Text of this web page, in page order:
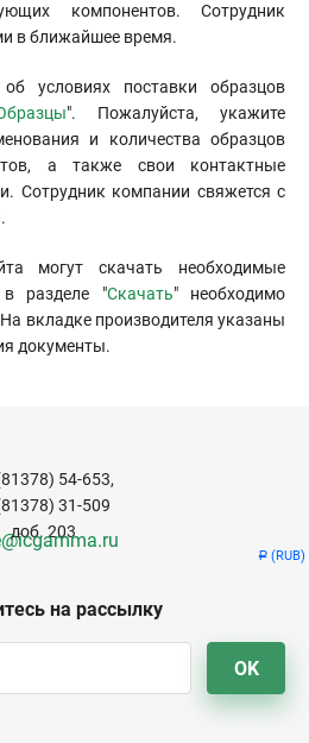
Р (RUB)
компонентов. Сотрудник
в ближайшее время.
условиях поставки образцов
". Пожалуйста, укажите
и количества образцов
а также свои контактные
Сотрудник компании свяжется с
могут скачать необходимые
разделе "Скачать" необходимо
вкладке производителя указаны
документы.
на рассылку
OK
54-653,
31-509
доб. 203